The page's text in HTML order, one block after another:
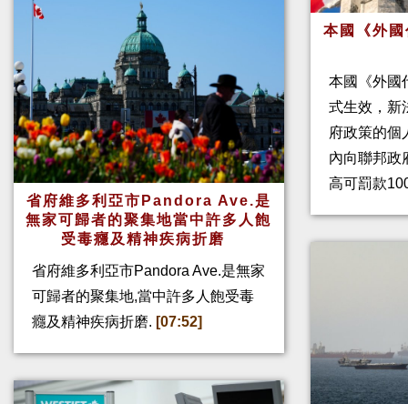
省府維多利亞市Pandora Ave.是
無家可歸者的聚集地當中許多人飽
受毒癮及精神疾病折磨
省府維多利亞市Pandora Ave.是無家
可歸者的聚集地,當中許多人飽受毒
癮及精神疾病折磨. [07:52]
本國《外
本國《外國
式生效，新
府政策的個
內向聯邦政
高可罰款